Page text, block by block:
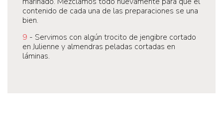
contenido de cada una de las preparaciones se una
bien.
9 - Servimos con algún trocito de jengibre cortado
en Julienne y almendras peladas cortadas en
láminas.